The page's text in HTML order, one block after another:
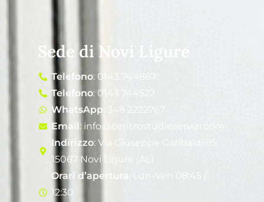
Sede di Novi Ligure
Telefono: 0143 744867
Telefono: 0143 744522
WhatsApp : 348 2222767
Email: info@centrostudieservizi.com
Indirizzo: Via Giuseppe Garibaldi 95,
15067 Novi Ligure (AL)
Orari d’apertura : Lun-Ven 08:45 /
12:30